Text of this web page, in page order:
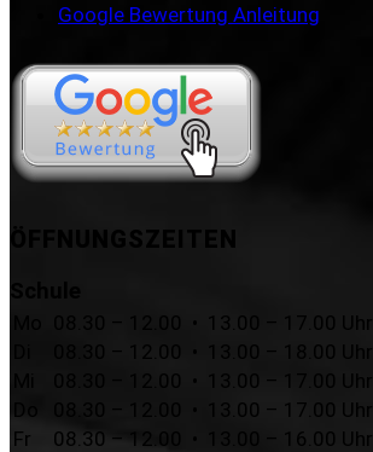
Google Bewertung Anleitung
08.30 – 12.00 • 13.00 – 17.00 Uhr
Fr
08.30 – 12.00 • 13.00 – 16.00 Uhr